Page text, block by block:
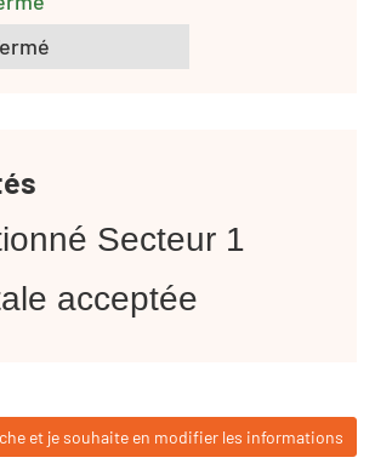
Secteur 1
acceptée
et je souhaite en modifier les informations